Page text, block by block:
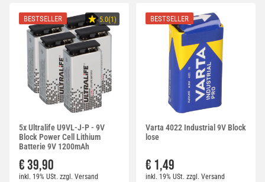
BESTSELLER 5.0(1)
5x Ultralife U9VL-J-P - 9V
Block Power Cell Lithium
Batterie 9V 1200mAh
€ 39,90
inkl. 19% USt. zzgl. Versand
BESTSELLER
Varta 4022 Industrial 9V Block
lose
€ 1,49
inkl. 19% USt. zzgl. Versand